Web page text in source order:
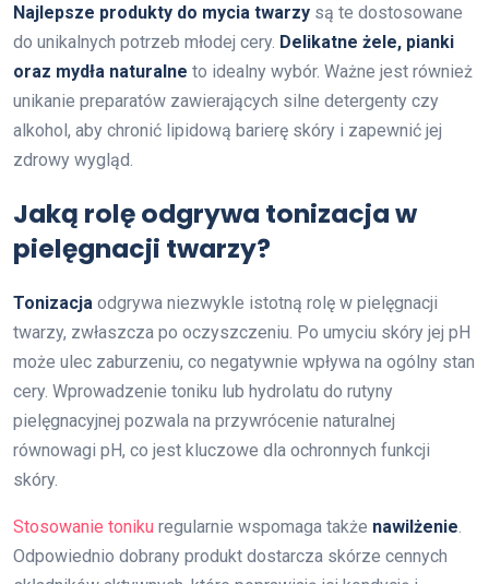
Najlepsze produkty do mycia twarzy są te dostosowane
do unikalnych potrzeb młodej cery. Delikatne żele, pianki
oraz mydła naturalne to idealny wybór. Ważne jest również
unikanie preparatów zawierających silne detergenty czy
alkohol, aby chronić lipidową barierę skóry i zapewnić jej
zdrowy wygląd.
Jaką rolę odgrywa tonizacja w
pielęgnacji twarzy?
Tonizacja odgrywa niezwykle istotną rolę w pielęgnacji
twarzy, zwłaszcza po oczyszczeniu. Po umyciu skóry jej pH
może ulec zaburzeniu, co negatywnie wpływa na ogólny stan
cery. Wprowadzenie toniku lub hydrolatu do rutyny
pielęgnacyjnej pozwala na przywrócenie naturalnej
równowagi pH, co jest kluczowe dla ochronnych funkcji
skóry.
Stosowanie toniku regularnie wspomaga także nawilżenie
Odpowiednio dobrany produkt dostarcza skórze cennych